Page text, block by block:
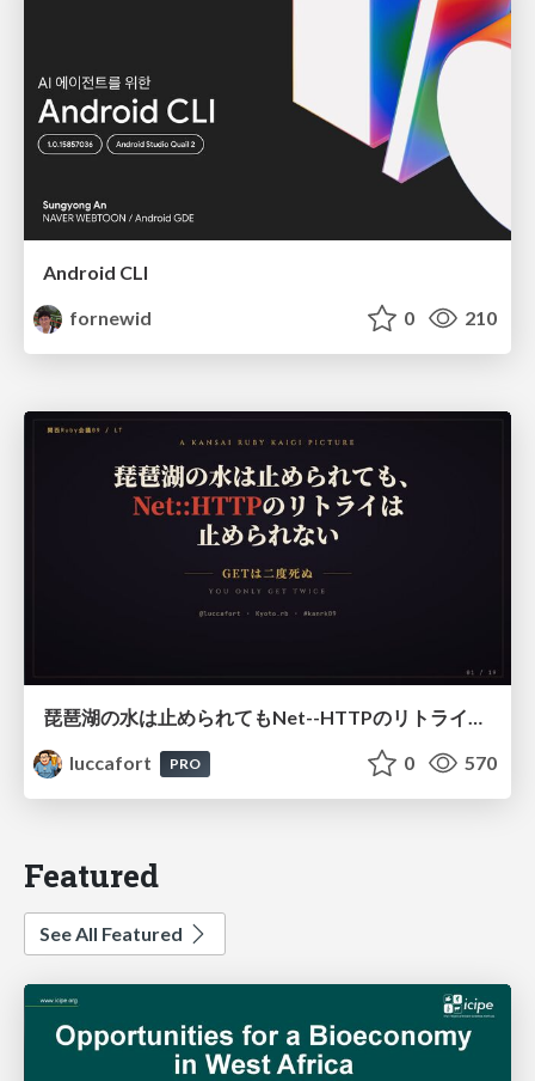
Android CLI
fornewid
0 210
琵琶湖の水は止められてもNet--HTTPのリトライは止められない / You might be able to stop the water flow of Lake Biwa but you can't stop Net::HTTP retries
luccafort
PRO 0 570
Featured
See All Featured